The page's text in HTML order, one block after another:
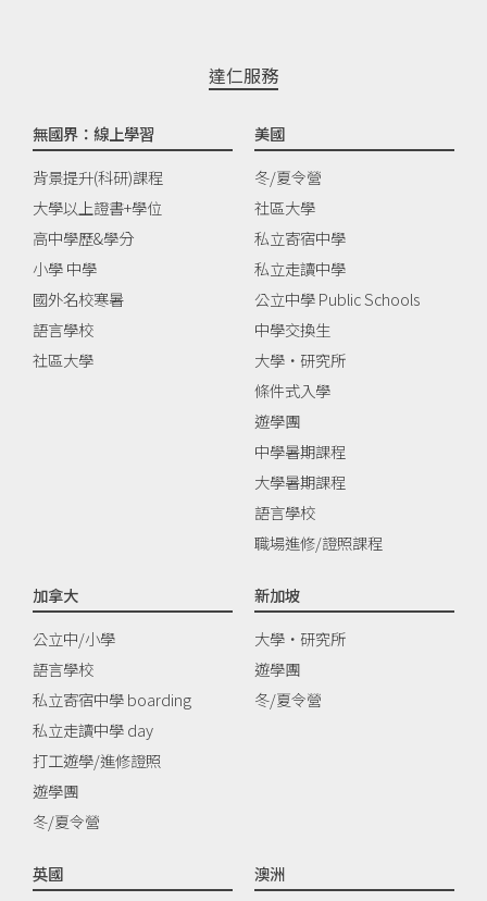
達仁服務
無國界：線上學習
背景提升(科研)課程
大學以上證書+學位
高中學歷&學分
小學 中學
國外名校寒暑
語言學校
社區大學
美國
冬/夏令營
社區大學
私立寄宿中學
私立走讀中學
公立中學 Public Schools
中學交換生
大學‧研究所
條件式入學
遊學團
中學暑期課程
大學暑期課程
語言學校
職場進修/證照課程
加拿大
公立中/小學
語言學校
私立寄宿中學 boarding
私立走讀中學 day
打工遊學/進修證照
遊學團
冬/夏令營
新加坡
大學‧研究所
遊學團
冬/夏令營
英國
澳洲